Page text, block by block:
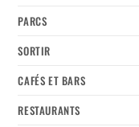
PARCS
SORTIR
CAFÉS ET BARS
RESTAURANTS